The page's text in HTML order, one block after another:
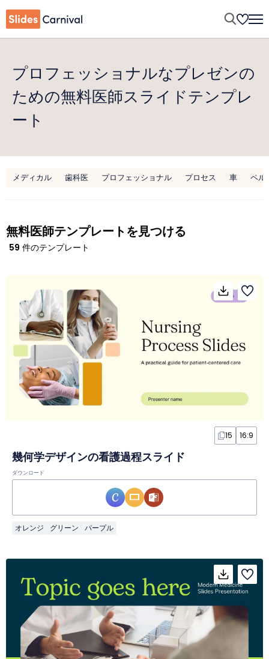
プロフェッショナルなプレゼンの
ための無料医師スライドテンプレ
ート
メディカル 歯科医 プロフェッショナル プロセス 車 ペル
無料医師テンプレートを見つける
59 件のテンプレート
15 16:9
幾何学デザインの看護過程スライド
ダウンロード
オレンジ グリーン パープル